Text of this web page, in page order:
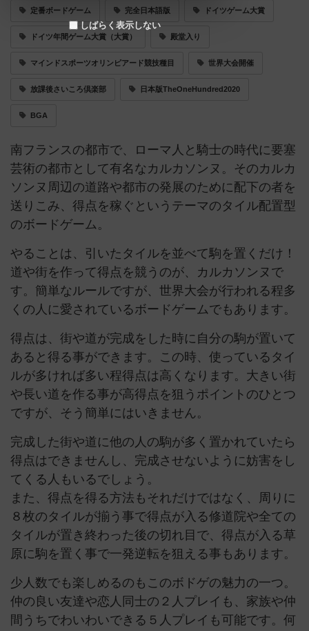
定番ボードゲーム 完全日本語版 ドイツゲーム大賞
ドイツ年間ゲーム大賞（大賞） 殿堂入り
マインドスポーツオリンピアード競技種目 世界大会開催
放課後さいころ倶楽部 日本版TheOneHundred2020
BGA
南フランスの都市で、ローマ人と騎士の時代に要塞
芸術の都市として有名なカルカソンヌ。そのカルカ
ソンヌ周辺の道路や都市の発展のために配下の者を
送りこみ、得点を稼ぐというテーマのタイル配置型
のボードゲーム。
やることは、引いたタイルを並べて駒を置くだけ！
道や街を作って得点を競うのが、カルカソンヌで
す。簡単なルールですが、世界大会が行われる程多
くの人に愛されているボードゲームでもあります。
得点は、街や道が完成をした時に自分の駒が置いて
あると得る事ができます。この時、使っているタイ
ルが多ければ多い程得点は高くなります。大きい街
や長い道を作る事が高得点を狙うポイントのひとつ
ですが、そう簡単にはいきません。
完成した街や道に他の人の駒が多く置かれていたら
得点はできませんし、完成させないように妨害をし
てくる人もいるでしょう。
また、得点を得る方法もそれだけではなく、周りに
８枚のタイルが揃う事で得点が入る修道院や全ての
タイルが置き終わった後の切れ目で、得点が入る草
原に駒を置く事で一発逆転を狙える事もあります。
少人数でも楽しめるのもこのボドゲの魅力の一つ。
仲の良い友達や恋人同士の２人プレイも、家族や仲
間うちでわいわいできる５人プレイも可能です。何
しばらく表示しない